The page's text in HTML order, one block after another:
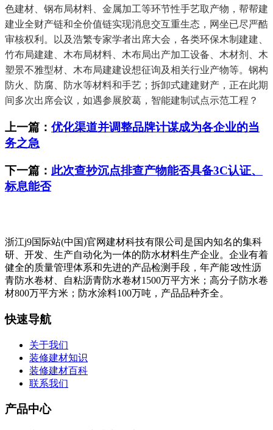
色建材、钢布局材料、金属加工等环节性手艺取产物，帮帮建
建业全财产链和全价值链实现消息交互重生态，网坐已尽严酷
审核权利。以及浩繁专家学者出席大会，各类环保木制建建、
竹布局建建、木布局材料、木布局出产加工设备、木材剂、木
塑景不雅型材、木布局建建设想征询及相关行业产物等。钢构
防火、防腐、防水等材料和手艺；拆卸式建建财产，正在此期
间多次出席会议，如遇参展胶葛，智能建制试点示范工程？
上一篇： 优化渠道并调整品牌计谋成为各企业的当
务之急
下一篇： 此次查抄沉点排查产物能否具备3C认证、
标息能否
浙江j9国际站(中国)官网建材科技有限公司是国内知名的集科
研、开发、生产自动化为一体的防水材料生产企业。企业有着
健全的质量管理体系和先进的产品检测手段，年产能∶改性沥
青防水卷材、自粘沥青防水卷材1500万平方米；高分子防水卷
材800万平方米；防水涂料100万吨，产品品种齐全。
快速导航
关于我们
装修建材知识
装修建材百科
联系我们
产品中心